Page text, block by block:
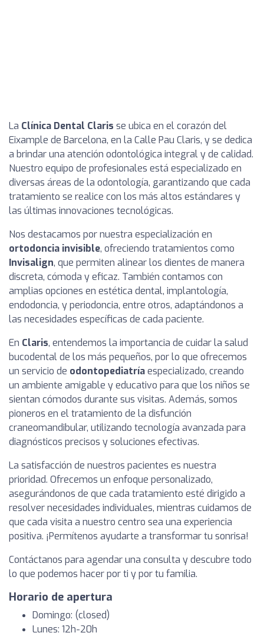
La Clínica Dental Claris se ubica en el corazón del
Eixample de Barcelona, en la Calle Pau Claris, y se dedica
a brindar una atención odontológica integral y de calidad.
Nuestro equipo de profesionales está especializado en
diversas áreas de la odontología, garantizando que cada
tratamiento se realice con los más altos estándares y
las últimas innovaciones tecnológicas.
Nos destacamos por nuestra especialización en
ortodoncia invisible, ofreciendo tratamientos como
Invisalign, que permiten alinear los dientes de manera
discreta, cómoda y eficaz. También contamos con
amplias opciones en estética dental, implantología,
endodoncia, y periodoncia, entre otros, adaptándonos a
las necesidades específicas de cada paciente.
En Claris, entendemos la importancia de cuidar la salud
bucodental de los más pequeños, por lo que ofrecemos
un servicio de odontopediatríaespecializado, creando
un ambiente amigable y educativo para que los niños se
sientan cómodos durante sus visitas. Además, somos
pioneros en el tratamiento de la disfunción
craneomandibular, utilizando tecnología avanzada para
diagnósticos precisos y soluciones efectivas.
La satisfacción de nuestros pacientes es nuestra
prioridad. Ofrecemos un enfoque personalizado,
asegurándonos de que cada tratamiento esté dirigido a
resolver necesidades individuales, mientras cuidamos de
que cada visita a nuestro centro sea una experiencia
positiva. ¡Permítenos ayudarte a transformar tu sonrisa!
Contáctanos para agendar una consulta y descubre todo
lo que podemos hacer por ti y por tu familia.
Horario de apertura
Domingo: (closed)
Lunes: 12h-20h